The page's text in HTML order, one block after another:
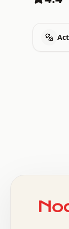
.   +   .
.   .   .   o